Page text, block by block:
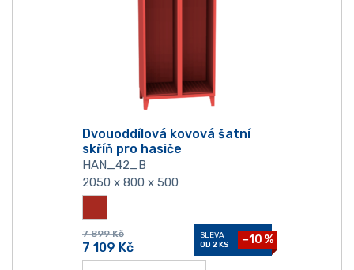
Dvouoddílová kovová šatní
skříň pro hasiče
HAN_42_B
2050 x 800 x 500
7 899 Kč
7 109 Kč
SLEVA
OD 2 KS
−10 %